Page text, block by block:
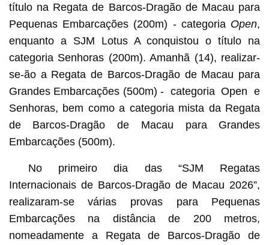
título na Regata de Barcos-Dragão de Macau para
Pequenas Embarcações (200m) - categoria Open,
enquanto a SJM Lotus A conquistou o título na
categoria Senhoras (200m). Amanhã (14), realizar-
se-ão a Regata de Barcos-Dragão de Macau para
Grandes Embarcações (500m) - categoria Open e
Senhoras, bem como a categoria mista da Regata
de Barcos-Dragão de Macau para Grandes
Embarcações (500m).
No primeiro dia das “SJM Regatas
Internacionais de Barcos-Dragão de Macau 2026”,
realizaram-se várias provas para Pequenas
Embarcações na distância de 200 metros,
nomeadamente a Regata de Barcos-Dragão de